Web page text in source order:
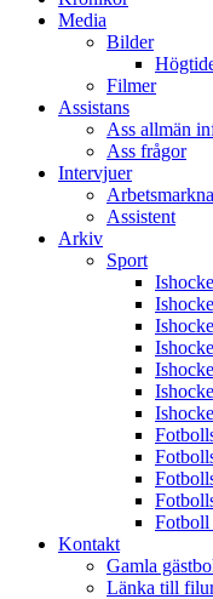
Media
Bilder
Filmer
Assistans
Ass allmän
Ass frågor
Intervjuer
Assistent
Arkiv
Sport
Fotboll
Kontakt
Gamla
Länka till